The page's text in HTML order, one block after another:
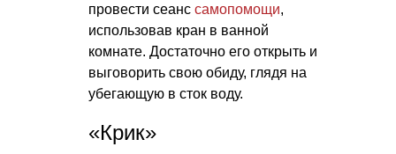
провести сеанс самопомощи,
использовав кран в ванной
комнате. Достаточно его открыть и
выговорить свою обиду, глядя на
убегающую в сток воду.
«Крик»